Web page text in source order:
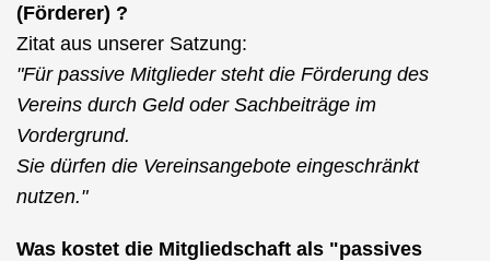
(Förderer) ?
Zitat aus unserer Satzung:
"Für passive Mitglieder steht die Förderung des
Vereins durch Geld oder Sachbeiträge im
Vordergrund.
Sie dürfen die Vereinsangebote eingeschränkt
nutzen."
Was kostet die Mitgliedschaft als "passives